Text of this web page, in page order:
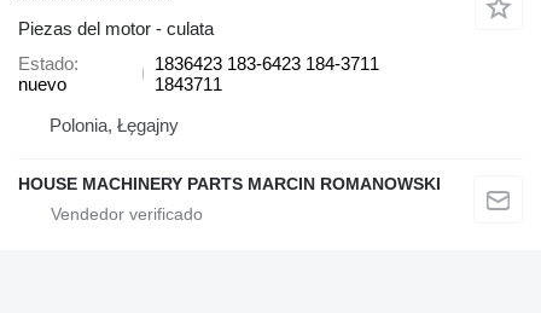
Piezas del motor - culata
Estado
nuevo
1836423 183-6423 184-3711
1843711
Polonia, Łęgajny
HOUSE MACHINERY PARTS MARCIN ROMANOWSKI